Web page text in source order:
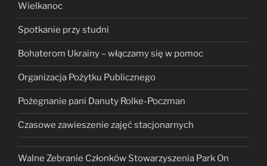
Wielkanoc
Spotkanie przy studni
Bohaterom Ukrainy – włączamy się w pomoc
Organizacja Pożytku Publicznego
Pożegnanie pani Danuty Rolke-Poczman
Czasowe zawieszenie zajęć stacjonarnych
Walne Zebranie Członków Stowarzyszenia Park On